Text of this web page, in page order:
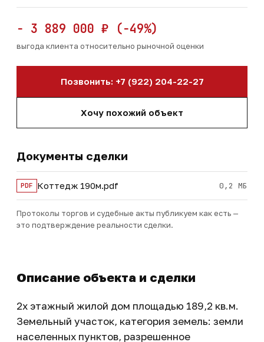
− 3 889 000 ₽ (−49%)
выгода клиента относительно рыночной оценки
Позвонить: +7 (922) 204-22-27
Хочу похожий объект
Документы сделки
PDF Коттедж 190м.pdf 0,2 МБ
Протоколы торгов и судебные акты публикуем как есть —
это подтверждение реальности сделки.
Описание объекта и сделки
2х этажный жилой дом площадью 189,2 кв.м.
Земельный участок, категория земель: земли
населенных пунктов, разрешенное